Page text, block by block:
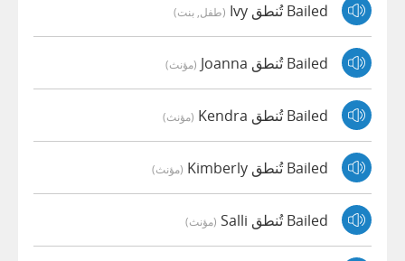
Bailed تُنطق Ivy (طفل, بنت)
Bailed تُنطق Joanna (مؤنث)
Bailed تُنطق Kendra (مؤنث)
Bailed تُنطق Kimberly (مؤنث)
Bailed تُنطق Salli (مؤنث)